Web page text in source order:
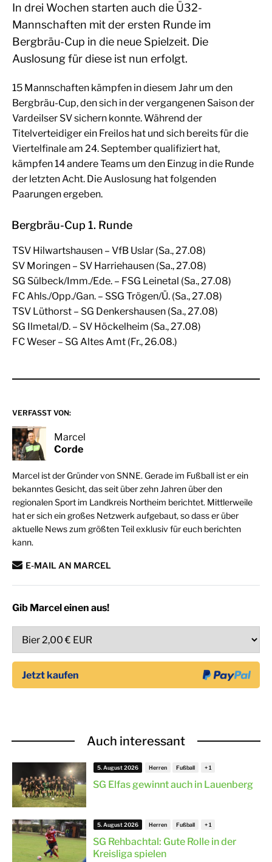
In drei Wochen starten auch die Ü32-
Mannschaften mit der ersten Runde im
Bergbräu-Cup in die neue Spielzeit. Die
Auslosung für diese ist nun erfolgt.
15 Mannschaften kämpfen in diesem Jahr um den
Bergbräu-Cup, den sich in der vergangenen Saison der
Vardeilser SV sichern konnte. Während der
Titelverteidiger ein Freilos hat und sich bereits für die
Viertelfinale am 24. September qualifiziert hat,
kämpfen 14 andere Teams um den Einzug in die Runde
der letzten Acht. Die Auslosung hat folgenden
Paarungen ergeben.
Bergbräu-Cup 1. Runde
TSV Hilwartshausen – VfB Uslar (Sa., 27.08)
SV Moringen – SV Harriehausen (Sa., 27.08)
SG Sülbeck/Imm./Ede. – FSG Leinetal (Sa., 27.08)
FC Ahls./Opp./Gan. – SSG Trögen/Ü. (Sa., 27.08)
TSV Lüthorst – SG Denkershausen (Sa., 27.08)
SG Ilmetal/D. – SV Höckelheim (Sa., 27.08)
FC Weser – SG Altes Amt (Fr., 26.08.)
VERFASST VON:
Marcel
Corde
Marcel ist der Gründer von SNNE. Gerade im Fußball ist er ein
bekanntes Gesicht, das seit über zehn Jahren über den
regionalen Sport im Landkreis Northeim berichtet. Mittlerweile
hat er sich ein großes Netzwerk aufgebaut, so dass er über
aktuelle News zum größten Teil exklusiv für euch berichten
kann.
E-MAIL AN MARCEL
Gib Marcel einen aus!
Auch interessant
SG Elfas gewinnt auch in Lauenberg
5. August 2026 Herren Fußball
SG Rehbachtal: Gute Rolle in der
Kreisliga spielen
5. August 2026 Herren Fußball